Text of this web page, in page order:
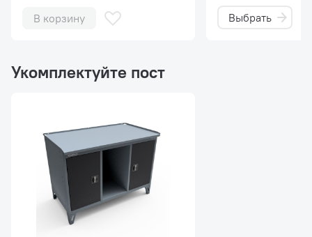
С большими цифрами и цветными указателями места
установки груза обеспечивает интуитивность и
В корзину
Выбрать
Укомплектуйте пост